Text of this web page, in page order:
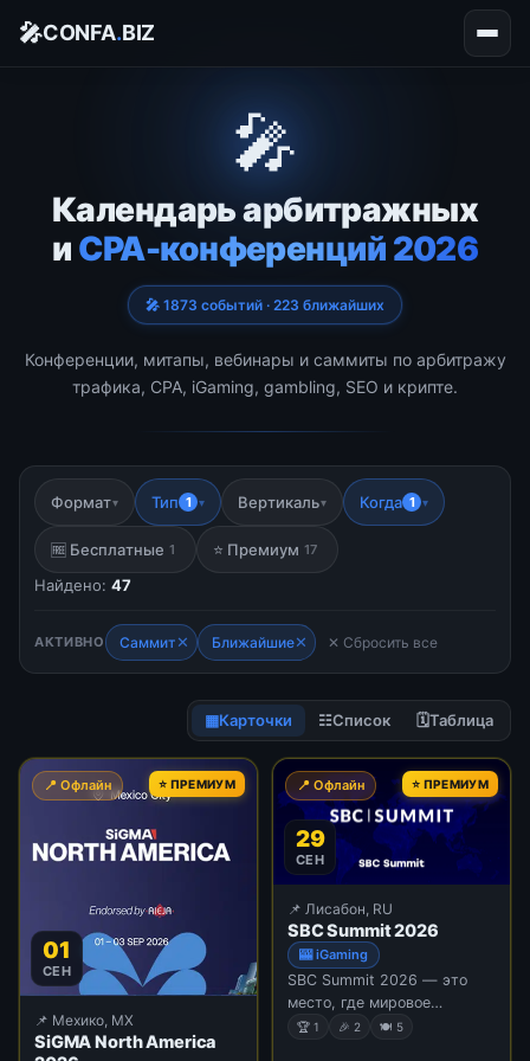
🎤CONFA.BIZ
🎤
Календарь арбитражных
и CPA-конференций 2026
🎤 1873 событий · 223 ближайших
Конференции, митапы, вебинары и саммиты по арбитражу
трафика, CPA, iGaming, gambling, SEO и крипте.
Формат▾ Тип 1 ▾ Вертикаль▾ Когда 1 ▾
🆓 Бесплатные 1 ⭐ Премиум 17
Найдено: 47
АКТИВНО Саммит ✕ Ближайшие✕ ✕ Сбросить все
▦Карточки ☷Список 🗓Таблица
📍 Офлайн ⭐ ПРЕМИУМ
01
СЕН
📌 Мехико, MX
SiGMA North America
📍 Офлайн ⭐ ПРЕМИУМ
29
СЕН
📌 Лисабон, RU
SBC Summit 2026
🎰 iGaming
SBC Summit 2026 — это
место, где мировое
сообщество игорного
🏆 1 🎉 2 🍽 5